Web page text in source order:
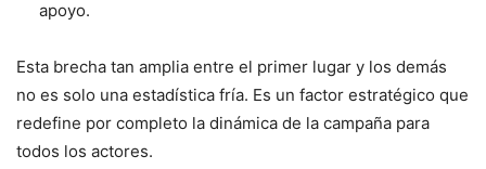
apoyo.
Esta brecha tan amplia entre el primer lugar y los demás
no es solo una estadística fría. Es un factor estratégico que
redefine por completo la dinámica de la campaña para
todos los actores.